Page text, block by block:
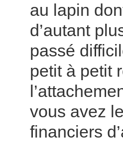
au lapin
d’autant
passé
petit à petit
vous avez
financiers